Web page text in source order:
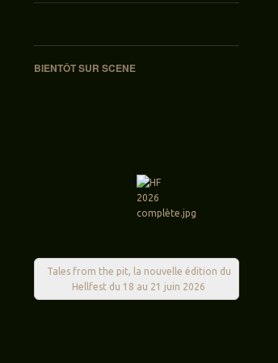
BIENTÔT SUR SCENE
Tales from the pit, la nouvelle édition du
Hellfest du 18 au 21 juin 2026